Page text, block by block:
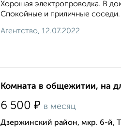
Хорошая электропроводка. В
Спокойные и приличные
Агентство, 12.07.2022
Комната в общежитии, на
6 500 ₽ в месяц
Дзержинский район, мкр. 6-й,